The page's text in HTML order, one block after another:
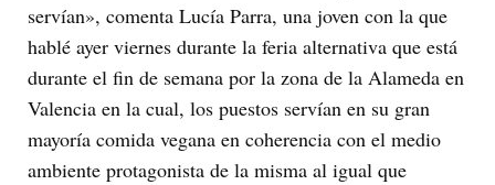
servían», comenta Lucía Parra, una joven con la que
hablé ayer viernes durante la feria alternativa que está
durante el fin de semana por la zona de la Alameda en
Valencia en la cual, los puestos servían en su gran
mayoría comida vegana en coherencia con el medio
ambiente protagonista de la misma al igual que